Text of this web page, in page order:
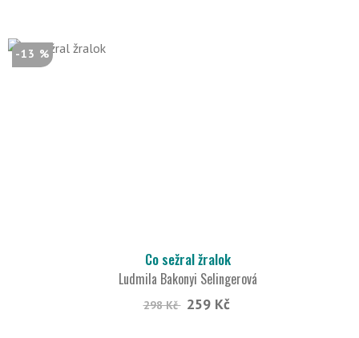
-13 %
Co sežral žralok
Ludmila Bakonyi Selingerová
298 Kč 259 Kč